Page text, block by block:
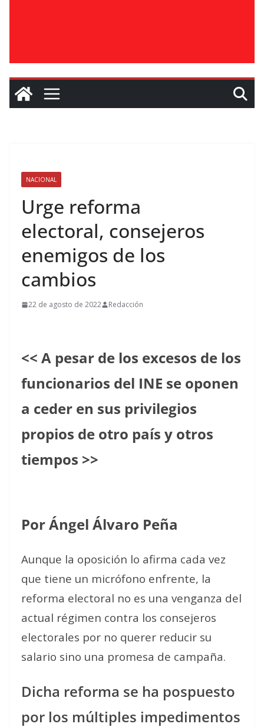
NACIONAL
Urge reforma
electoral, consejeros
enemigos de los
cambios
22 de agosto de 2022 Redacción
<< A pesar de los excesos de los
funcionarios del INE se oponen
a ceder en sus privilegios
propios de otro país y otros
tiempos >>
Por Ángel Álvaro Peña
Aunque la oposición lo afirma cada vez
que tiene un micrófono enfrente, la
reforma electoral no es una venganza del
actual régimen contra los consejeros
electorales por no querer reducir su
salario sino una promesa de campaña.
Dicha reforma se ha pospuesto
por los múltiples impedimentos